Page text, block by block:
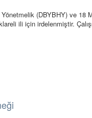
Yönetmelik (DBYBHY) ve 18
ili için irdelenmiştir.